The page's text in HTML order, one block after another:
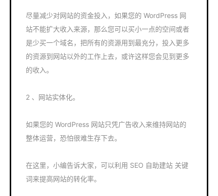
尽量减少对网站的资金投入，如果您的 WordPress 网
站不能扩大收入来源，那么您可以买小一点的空间或者
是少买一个域名，把所有的资源用到最充分，投入更多
的资源到网站以外的工作上去，或许这样您会见到更多
的收入。
2 、网站实体化。
如果您的 WordPress 网站只凭广告收入来维持网站的
整体运营，恐怕很难生存下去。
在这里，小编告诉大家，可以利用 SEO 自助建站 关键
词来提高网站的转化率。